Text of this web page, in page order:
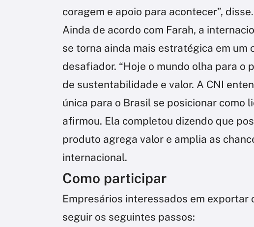
coragem e apoio para acontecer”, disse.
Ainda de acordo com Farah, a
se torna ainda mais estratégica em um
desafiador. “Hoje o mundo olha para o
de sustentabilidade e valor. A CNI
única para o Brasil se posicionar como
afirmou. Ela completou dizendo que
produto agrega valor e amplia as
internacional.
Como participar
Empresários interessados em exportar
seguir os seguintes passos: